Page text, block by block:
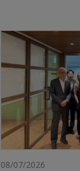
08/07/2026